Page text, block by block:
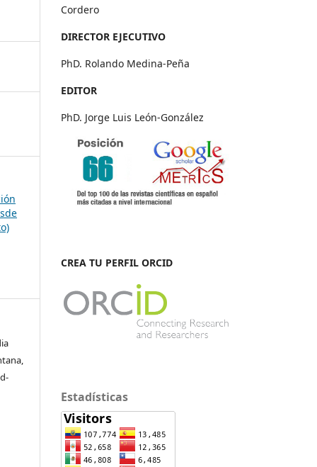
Cordero
DIRECTOR EJECUTIVO
PhD. Rolando Medina-Peña
EDITOR
PhD. Jorge Luis León-González
CREA TU PERFIL ORCID
Estadísticas